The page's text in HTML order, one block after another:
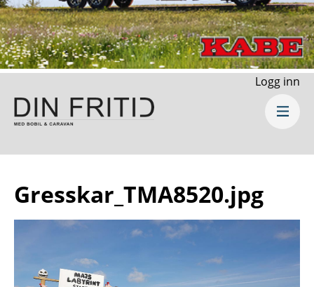
Logg inn
Gresskar_TMA8520.jpg